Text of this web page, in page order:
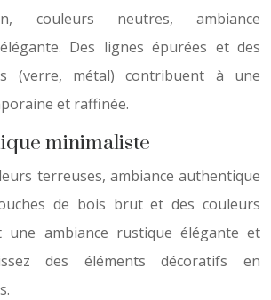
couleurs neutres, ambiance
Des lignes épurées et des
(verre, métal) contribuent à une
et raffinée.
minimaliste
terreuses, ambiance authentique
de bois brut et des couleurs
une ambiance rustique élégante et
des éléments décoratifs en